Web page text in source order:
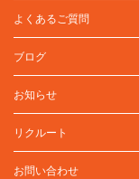
よくあるご質問
ブログ
お知らせ
リクルート
お問い合わせ